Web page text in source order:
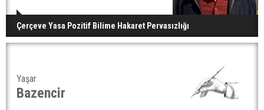
Çerçeve Yasa Pozitif Bilime Hakaret Pervasızlığı
Yaşar
Bazencir